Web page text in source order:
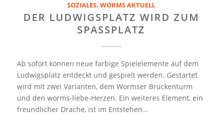
SOZIALES,WORMS AKTUELL
DER LUDWIGSPLATZ WIRD ZUM
SPASSPLATZ
Ab sofort können neue farbige Spielelemente auf dem
Ludwigsplatz entdeckt und gespielt werden. Gestartet
wird mit zwei Varianten, dem Wormser Brückenturm
und den worms-liebe-Herzen. Ein weiteres Element, ein
freundlicher Drache, ist im Entstehen…